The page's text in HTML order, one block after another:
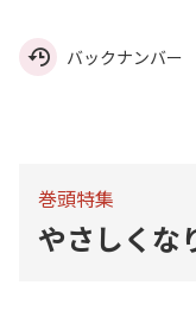
バックナンバー
巻頭特集
やさしくな